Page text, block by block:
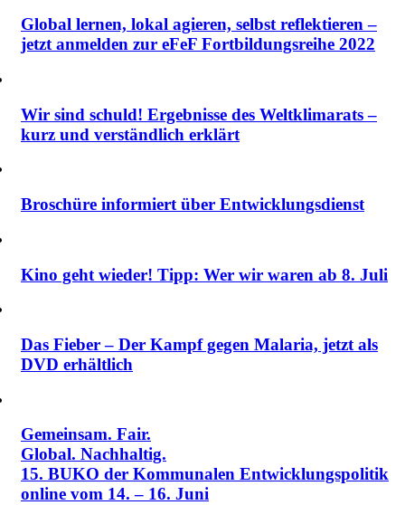
Global lernen, lokal agieren, selbst reflektieren –
jetzt anmelden zur eFeF Fortbildungsreihe 2022
Wir sind schuld! Ergebnisse des Weltklimarats –
kurz und verständlich erklärt
Broschüre informiert über Entwicklungsdienst
Kino geht wieder! Tipp: Wer wir waren ab 8. Juli
Das Fieber – Der Kampf gegen Malaria, jetzt als
DVD erhältlich
Gemeinsam. Fair.
Global. Nachhaltig.
15. BUKO der Kommunalen Entwicklungspolitik
online vom 14. – 16. Juni